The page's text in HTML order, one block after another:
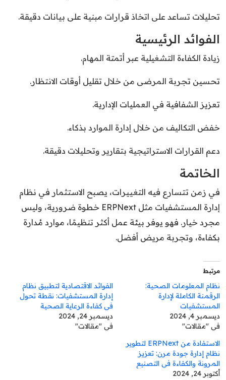
تحليلات تساعد على اتخاذ قرارات مبنية على بيانات دقيقة.
الفوائد الرئيسية
زيادة الكفاءة التشغيلية عبر أتمتة المهام.
تحسين تجربة المرضى من خلال تقليل أوقات الانتظار.
تعزيز الشفافية في العمليات الإدارية.
خفض التكاليف من خلال إدارة الموارد بذكاء.
دعم القرارات الاستراتيجية بتقارير وتحليلات دقيقة.
الخاتمة
في زمن تتسارع فيه التغييرات، يصبح الاستثمار في نظام
إدارة المستشفيات مثل ERPNext خطوة ضرورية، وليس
مجرد خيار. فهو يوفر بيئة عمل أكثر تنظيمًا، موارد مُدارة
بكفاءة، وتجربة مريض أفضل.
مرتبط
نظام المعلومات الصحية:
الرقمنة الكاملة لإدارة
المستشفيات
ديسمبر 4, 2024
في "مقالات"
الفوائد الاقتصادية لتطبيق نظام
إدارة المستشفيات: نقطة تحول
في كفاءة الرعاية الصحية
ديسمبر 24, 2024
في "مقالات"
الاستفادة من ERPNext لتطوير
نظام إدارة جودة مرن: تعزيز
المرونة والكفاءة في التصنيع
أكتوبر 24, 2024